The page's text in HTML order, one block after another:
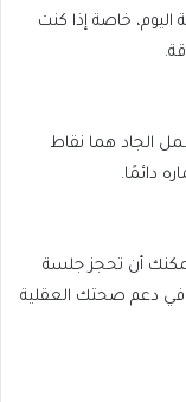
خاصة إذا كنت
الجاد هما نقاط
دائمًا.
أن تحجز جلسة
في دعم صحتك العقلية